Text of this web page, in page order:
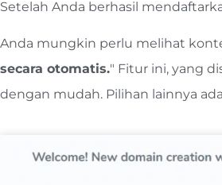
Setelah Anda berhasil
Anda mungkin perlu melihat
secara otomatis." Fitur ini, yang
dengan mudah. ​​Pilihan lainnya